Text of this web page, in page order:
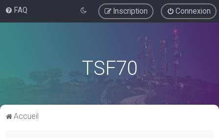
FAQ Connexion
Inscription
TSF70
Accueil